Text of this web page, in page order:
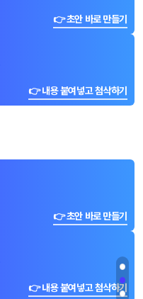
👉 초안 바로 만들기
👉 내용 붙여넣고 첨삭하기
👉 초안 바로 만들기
👉 내용 붙여넣고 첨삭하기